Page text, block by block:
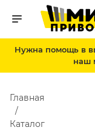
Нужна помощь в
наш
Главная
Каталог